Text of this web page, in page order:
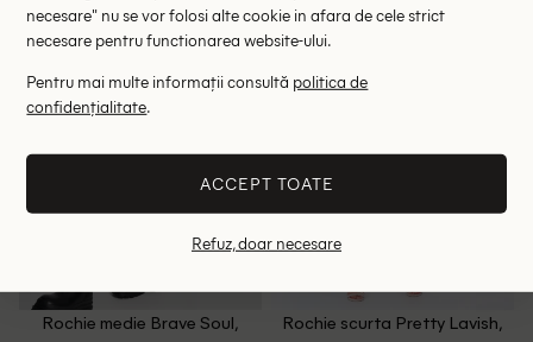
- 56%
Rochie medie Brave Soul,
- 55%
Rochie scurta Pretty Lavish,
necesare" nu se vor folosi alte cookie in afara de cele strict
necesare pentru functionarea website-ului.
Pentru mai multe informații consultă politica de
confidențialitate.
ACCEPT TOATE
Refuz, doar necesare